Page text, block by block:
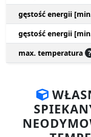
gęstość energii
gęstość energii
max. temperatura ?